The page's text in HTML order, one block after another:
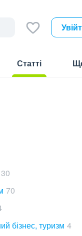
Статті
30
70
бізнес, туризм 4